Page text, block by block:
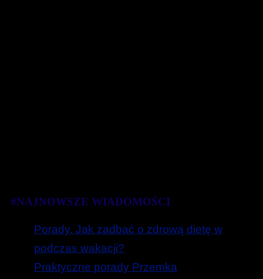
#NAJNOWSZE WIADOMOŚCI
Porady. Jak zadbać o zdrową dietę w
podczas wakacji?
Praktyczne porady Przemka